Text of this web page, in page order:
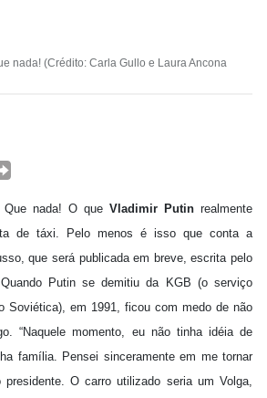
nada! (Crédito: Carla Gullo e Laura Ancona
Que nada! O que Vladimir Putin realmente
de táxi. Pelo menos é isso que conta a
que será publicada em breve, escrita pelo
Putin se demitiu da KGB (o serviço
Soviética), em 1991, ficou com medo de não
“Naquele momento, eu não tinha idéia de
família. Pensei sinceramente em me tornar
presidente. O carro utilizado seria um Volga,